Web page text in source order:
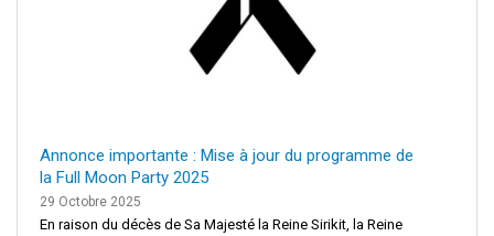
Annonce importante : Mise à jour du programme de
la Full Moon Party 2025
29 Octobre 2025
En raison du décès de Sa Majesté la Reine Sirikit, la Reine